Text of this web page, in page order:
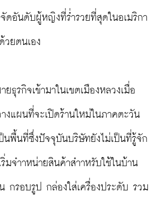
ดอันดับผู้หญิงที่ร่ำรวยที่สุดในอเมริกา
วยตนเอง
ยธุรกิจเข้ามาในเขตเมืองหลวงเมื่อ
งแผนที่จะเปิดร้านใหม่ในภาคตะวัน
ป็นพื้นที่ซึ่งปัจจุบันบริษัทยังไม่เป็นที่รู้จัก
ริ่มจำาหน่ายสินค้าสำาหรับใช้ในบ้าน
กรอบรูป กล่องใส่เครื่องประดับ รวม